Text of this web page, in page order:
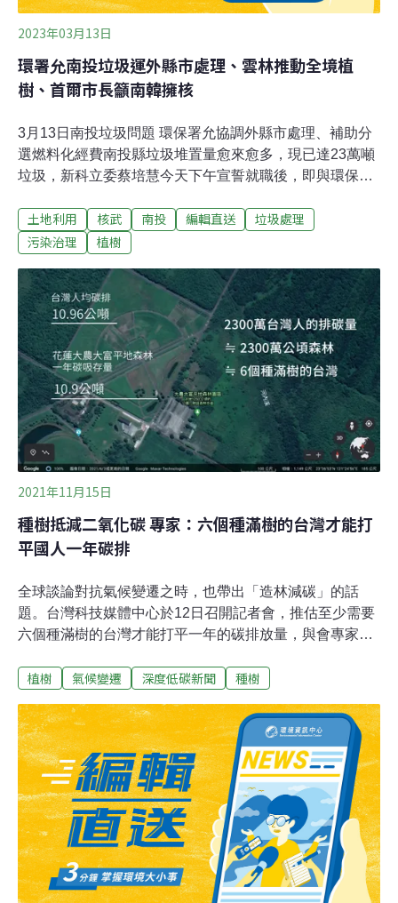
2023年03月13日
環署允南投垃圾運外縣市處理、雲林推動全境植
樹、首爾市長籲南韓擁核
3月13日南投垃圾問題 環保署允協調外縣市處理、補助分
選燃料化經費南投縣垃圾堆置量愈來愈多，現已達23萬噸
垃圾，新科立委蔡培慧今天下午宣誓就職後，即與環保署
助外運處理5、6萬噸，另也對垃圾較多的南投、草屯、竹
山、名間等4大鄉鎮市，環保署應允只要提出分選垃圾、
導）反設養雞屠宰場 吉安組自救會有業者在花蓮縣吉安鄉
仁安村申設養雞及屠宰場，村民擔憂場址位在低窪地區又
無排水溝，會有大量污水影響環境，成立「反對海濱段設
立養雞屠宰場自救會」，要求花蓮縣政府輔導業者撤離；
縣府指出，業者申請設場程序符合法規，將要求多與居民
溝通。（自由時報報導）
土地利用 核武 南投 編輯直送
垃圾處理
污染治理
植樹
2021年11月15日
種樹抵減二氧化碳 專家：六個種滿樹的台灣才能打
平國人一年碳排
全球談論對抗氣候變遷之時，也帶出「造林減碳」的話
題。台灣科技媒體中心於12日召開記者會，推估至少需要
六個種滿樹的台灣才能打平一年的碳排放量，與會專家表
淨零碳排，我國還需搭配更積極的減碳政策。造林達成碳
聯合國氣候大會（COP26）取得的第一項重大進展。包含
美國、巴西、中國、俄羅斯與印尼等國家在內，共有141
位領袖簽署「格拉斯哥領袖森林與土地利用宣言」[1]，承
諾未來十年要合力停止砍伐，並加速恢復森林面積，全球
將有超過90%的森林面積適用這項宣言。除此之外，
COP26協議草稿也提及，未來應積極採用生物減碳功能，
減少碳排放。國際間積極推動造林來減少大氣中二氧化碳
濃度，回望台灣，「造林減碳」行得通嗎？台灣大學地理
資源學系副教授莊振義指出，以種樹來抵減二氧化碳排
植樹 氣候變遷 深度低碳新聞 種樹